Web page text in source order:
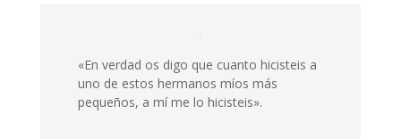
«En verdad os digo que cuanto hicisteis a
uno de estos hermanos míos más
pequeños, a mí me lo hicisteis».